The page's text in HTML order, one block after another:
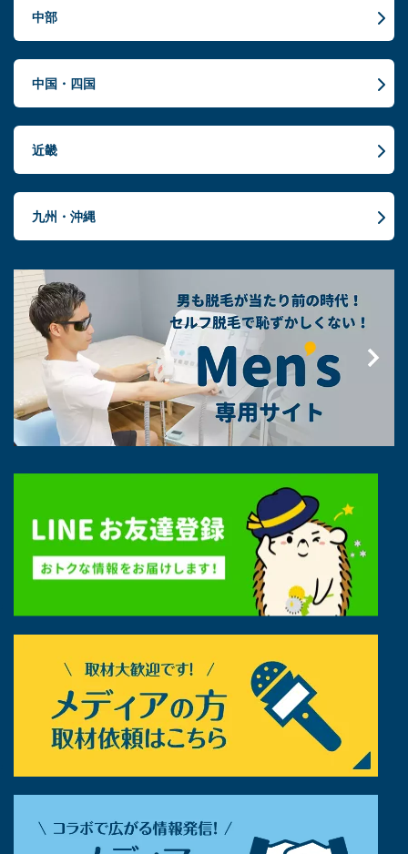
中部
中国・四国
近畿
九州・沖縄